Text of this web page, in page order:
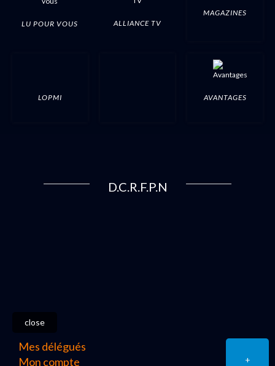
LU POUR VOUS ALLIANCE TV
MAGAZINES
LOPMI AVANTAGES
D.C.R.F.P.N
+
close
Mes délégués
Mon compte